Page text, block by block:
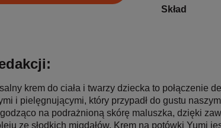
Skład
krem do ciała i twarzy dziecka to połączenie
i pielęgnującymi, który przypadł do gustu
na podrażnioną skórę maluszka, dzięki
ze słodkich migdałów. Krem na potówki Yumi